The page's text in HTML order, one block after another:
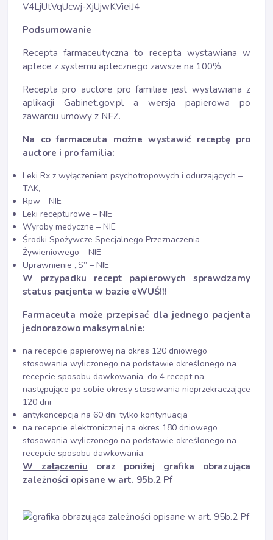
V4LjUtVqUcwj-XjUjwKVieiJ4
Podsumowanie
Recepta farmaceutyczna to recepta wystawiana w
aptece z systemu aptecznego zawsze na 100%.
Recepta pro auctore pro familiae jest wystawiana z
aplikacji Gabinet.gov.pl a wersja papierowa po
zawarciu umowy z NFZ.
Na co farmaceuta możne wystawić receptę pro
auctore i pro familia:
Leki Rx z wyłączeniem psychotropowych i odurzających –
TAK,
Rpw - NIE
Leki recepturowe – NIE
Wyroby medyczne – NIE
Środki Spożywcze Specjalnego Przeznaczenia
Żywieniowego – NIE
Uprawnienie „S” – NIE
W przypadku recept papierowych sprawdzamy
status pacjenta w bazie eWUŚ!!!
Farmaceuta może przepisać dla jednego pacjenta
jednorazowo maksymalnie:
na recepcie papierowej na okres 120 dniowego
stosowania wyliczonego na podstawie określonego na
recepcie sposobu dawkowania, do 4 recept na
następujące po sobie okresy stosowania nieprzekraczające
120 dni
antykoncepcja na 60 dni tylko kontynuacja
na recepcie elektronicznej na okres 180 dniowego
stosowania wyliczonego na podstawie określonego na
recepcie sposobu dawkowania.
W załączeniu oraz poniżej grafika obrazująca
zależności opisane w art. 95b.2 Pf